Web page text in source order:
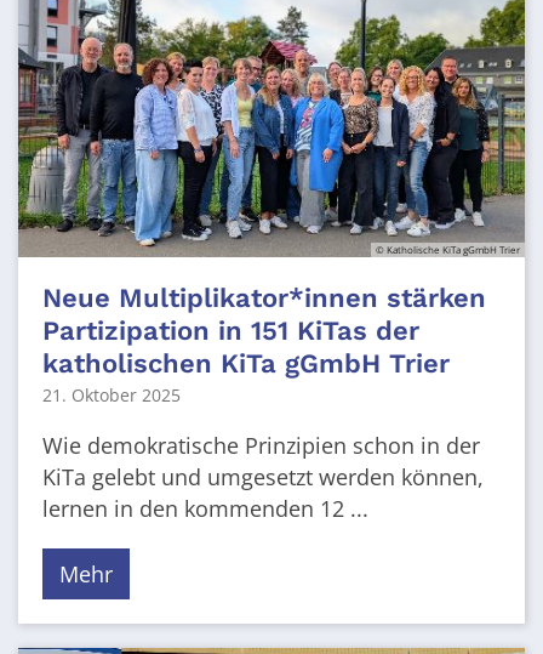
© Katholische KiTa gGmbH Trier
Neue Multiplikator*innen stärken
Partizipation in 151 KiTas der
katholischen KiTa gGmbH Trier
21. Oktober 2025
Wie demokratische Prinzipien schon in der
KiTa gelebt und umgesetzt werden können,
lernen in den kommenden 12 ...
Mehr